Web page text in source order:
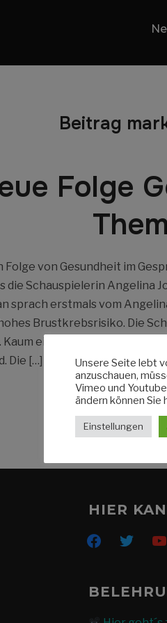
Beitrag
Folge
Folge von Gesundheit im
die Schauspielerin Angelina
sprach erstmals vom
Brustkrebsrisiko. Die
eine Diagnose weckt
Die […]
HIER
facebooktwitter
Unsere Seite lebt
anzuschauen,
Vimeo und
ändern können Sie
Einstellungen